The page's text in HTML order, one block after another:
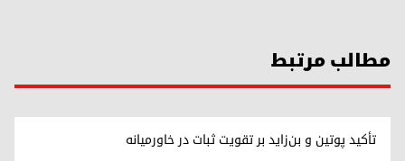
مطالب مرتبط
تأکید پوتین و بن‌زاید بر تقویت ثبات در خاورمیانه